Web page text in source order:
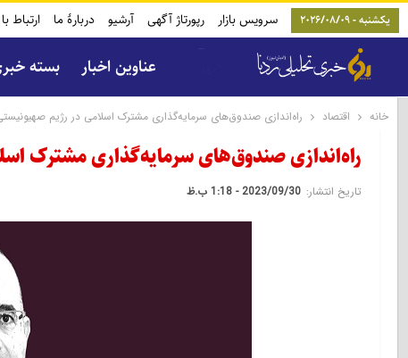
یکشنبه - 2026/08/09 سرویس بازار رپورتاژ آگهی آرشیو دربارۀ ما ارتباط
عناوین اخبار بسته
خانه اقتصاد راه‌اندازی صندوق‌های سرمایه‌گذاری مشترک اسلامی در رژیم
راه‌اندازی صندوق‌های سرمایه‌گذاری مشترک
تاریخ انتشار: 2023/09/30 - 1:18 ب.ظ